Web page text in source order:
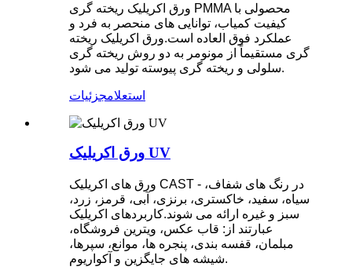
ورق اکریلیک ریخته گری PMMA محصولی با
کیفیت کمیاب، توانایی های منحصر به فرد و
عملکرد فوق العاده است.ورق اکریلیک ریخته
گری مستقیماً از مونومر به دو روش ریخته گری
سلولی و ریخته گری پیوسته تولید می شود.
استعلامجزئیات
ورق اکریلیک UV
ورق های اکریلیک CAST - در رنگ های شفاف،
سیاه، سفید، خاکستری، برنزی، آبی، قرمز، زرد،
سبز و غیره ارائه می شوند.کاربردهای اکریلیک
عبارتند از: قاب عکس، ویترین فروشگاه،
مبلمان، قفسه بندی، پنجره ها، موانع، سپرها،
شیشه های جایگزین و آکواریوم.